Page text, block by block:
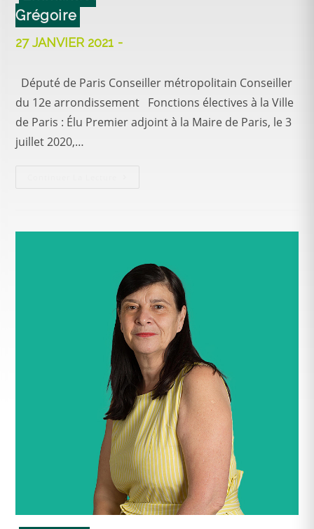
Grégoire
27 JANVIER 2021
Député de Paris Conseiller métropolitain Conseiller
du 12e arrondissement Fonctions électives à la Ville
de Paris : Élu Premier adjoint à la Maire de Paris, le 3
juillet 2020,…